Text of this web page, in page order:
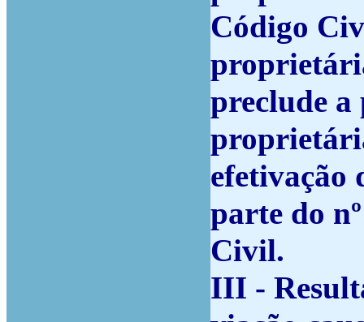
Código
preclude a
efetivação
parte do
Civil.
III -